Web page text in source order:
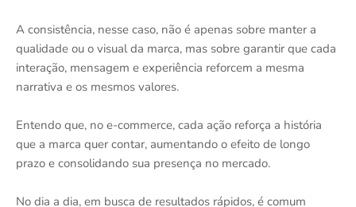
A consistência, nesse caso, não é apenas sobre manter a
qualidade ou o visual da marca, mas sobre garantir que cada
interação, mensagem e experiência reforcem a mesma
narrativa e os mesmos valores.
Entendo que, no e-commerce, cada ação reforça a história
que a marca quer contar, aumentando o efeito de longo
prazo e consolidando sua presença no mercado.
No dia a dia, em busca de resultados rápidos, é comum